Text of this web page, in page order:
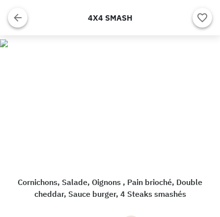
4X4 SMASH
Cornichons, Salade, Oignons , Pain brioché, Double
cheddar, Sauce burger, 4 Steaks smashés